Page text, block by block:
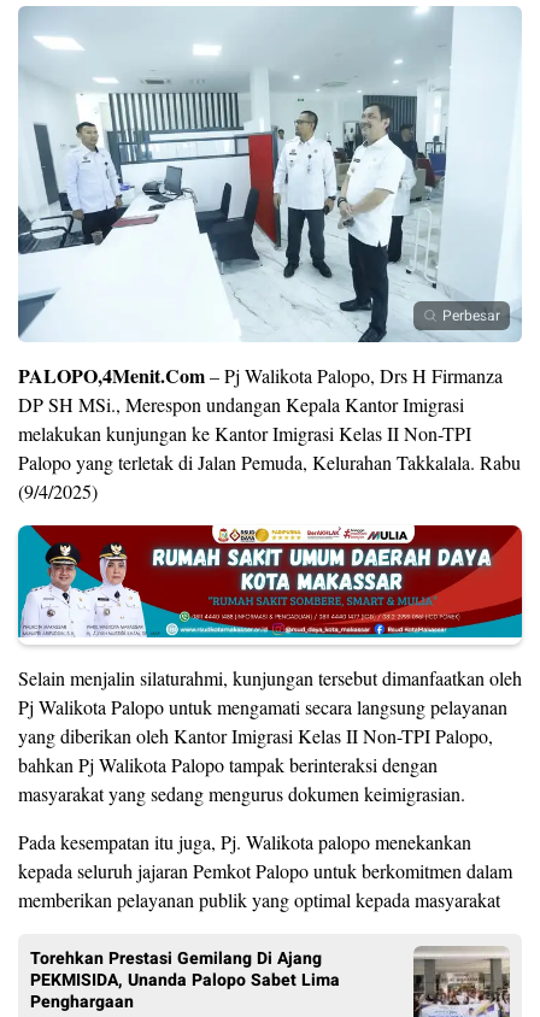
Perbesar
PALOPO,4Menit.Com– Pj Walikota Palopo, Drs H Firmanza
DP SH MSi., Merespon undangan Kepala Kantor Imigrasi
melakukan kunjungan ke Kantor Imigrasi Kelas II Non-TPI
Palopo yang terletak di Jalan Pemuda, Kelurahan Takkalala. Rabu
(9/4/2025)
Selain menjalin silaturahmi, kunjungan tersebut dimanfaatkan oleh
Pj Walikota Palopo untuk mengamati secara langsung pelayanan
yang diberikan oleh Kantor Imigrasi Kelas II Non-TPI Palopo,
bahkan Pj Walikota Palopo tampak berinteraksi dengan
masyarakat yang sedang mengurus dokumen keimigrasian.
Pada kesempatan itu juga, Pj. Walikota palopo menekankan
kepada seluruh jajaran Pemkot Palopo untuk berkomitmen dalam
memberikan pelayanan publik yang optimal kepada masyarakat
Torehkan Prestasi Gemilang Di Ajang
PEKMISIDA, Unanda Palopo Sabet Lima
Penghargaan